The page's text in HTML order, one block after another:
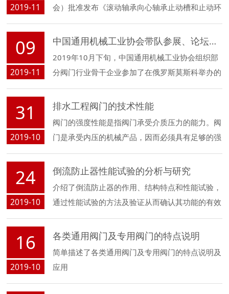
2019-11
会）批准发布《滚动轴承向心轴承止动槽和止动环
尺寸、产品几何技术规范（GPS）和公差值》等
343项国家标准和2项国家标准修改单。
09
2019-11
中国通用机械工业协会带队参展、论坛和考察活动取得了圆满成功
2019年10月下旬，中国通用机械工业协会组织部
分阀门行业骨干企业参加了在俄罗斯莫斯科举办的
第18届俄罗斯国际泵阀、压缩机、执行器及发动
机展览会（简称PCV展）。
31
2019-10
排水工程阀门的技术性能
阀门的强度性能是指阀门承受介质压力的能力。阀
门是承受内压的机械产品，因而必须具有足够的强
度和刚度，以保证长期使用而不发生破裂或产生变
形。
24
2019-10
倒流防止器性能试验的分析与研究
介绍了倒流防止器的作用、结构特点和性能试验，
通过性能试验的方法及验证从而确认其功能的有效
性。
16
2019-10
各类通用阀门及专用阀门的特点说明
简单描述了各类通用阀门及专用阀门的特点说明及
应用